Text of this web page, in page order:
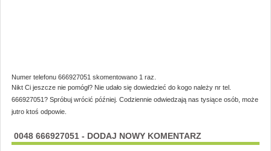
Numer telefonu 666927051 skomentowano 1 raz.
Nikt Ci jeszcze nie pomógł? Nie udało się dowiedzieć do kogo należy nr tel.
666927051? Spróbuj wrócić później. Codziennie odwiedzają nas tysiące osób, może
jutro ktoś odpowie.
0048 666927051 - DODAJ NOWY KOMENTARZ